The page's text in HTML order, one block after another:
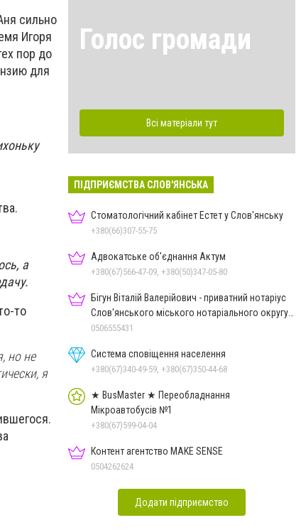
сильно
Игоря
пор до
для
а
то
но не
я
Голос громади
Всі матеріали тут
ПІДПРИЄМСТВА СЛОВ'ЯНСЬКА
Стоматологічний кабінет Естет у Слов'янську
+380(66)307-55-75
Адвокатське об'єднання Актум
+380(67)566-47-09, +380(50)347-05-80
Бігун Віталій Валерійович - приватний нотаріус
Слов'янського міського нотаріального округу
Дон.обл.
0506555431
Система сповіщення населення
+380(67)340-49-59, +380(67)350-44-68
★ BusMaster ★ Переобладнання
Мікроавтобусів №1
+380(67)599-04-04
Контент агентство MAKE SENSE
0504262624
Додати підприємство